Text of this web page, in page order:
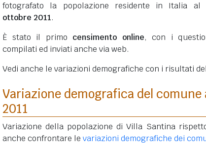
fotografato la popolazione residente in Italia al
ottobre 2011.
È stato il primo censimento online, con i
compilati ed inviati anche via web.
Vedi anche le variazioni demografiche con i risultati del
Variazione demografica del
2011
Variazione della popolazione di Villa Santina
anche confrontare le variazioni demografiche dei